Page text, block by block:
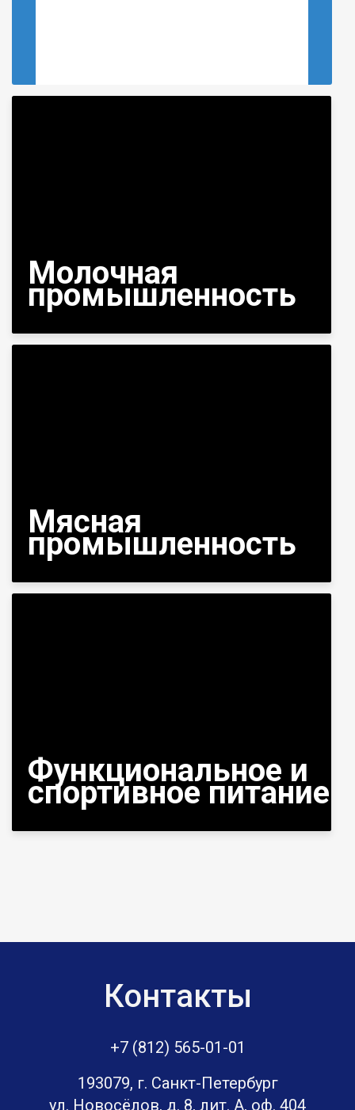
Молочная
промышленность
Мясная
промышленность
Функциональное и
спортивное питание
Контакты
+7 (812) 565-01-01
193079, г. Санкт-Петербург
ул. Новосёлов, д. 8, лит. А, оф. 404